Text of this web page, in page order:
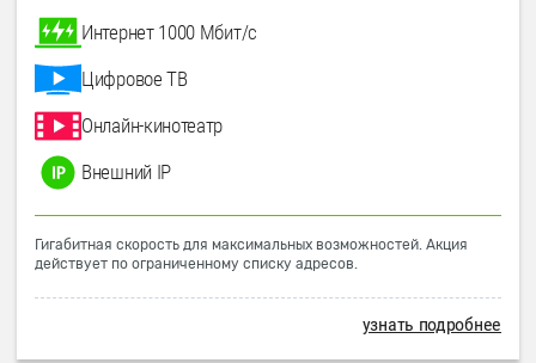
Интернет 1000 Мбит/с
Цифровое ТВ
Онлайн-кинотеатр
Внешний IP
Гигабитная скорость для максимальных возможностей. Акция
действует по ограниченному списку адресов.
узнать подробнее